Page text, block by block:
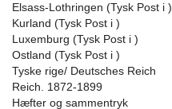
Elsass-Lothringen (Tysk Post i )
Kurland (Tysk Post i )
Luxemburg (Tysk Post i )
Ostland (Tysk Post i )
Tyske rige/ Deutsches Reich
Reich. 1872-1899
Hæfter og sammentryk